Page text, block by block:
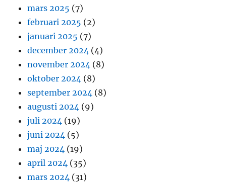
mars 2025 (7)
februari 2025 (2)
januari 2025 (7)
december 2024 (4)
november 2024 (8)
oktober 2024 (8)
september 2024 (8)
augusti 2024 (9)
juli 2024 (19)
juni 2024 (5)
maj 2024 (19)
april 2024 (35)
mars 2024 (31)